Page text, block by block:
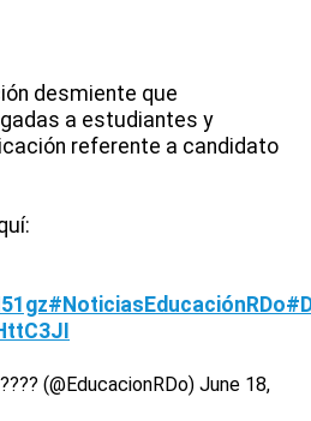
desmiente que
a estudiantes y
referente a candidato
#NoticiasEducaciónRDo
(@EducacionRDo) June 18,